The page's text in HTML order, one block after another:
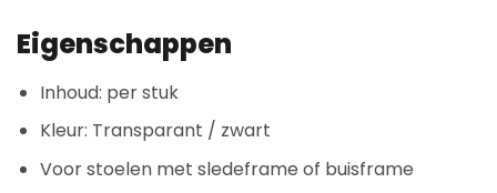
Eigenschappen
Inhoud: per stuk
Kleur: Transparant / zwart
Voor stoelen met sledeframe of buisframe